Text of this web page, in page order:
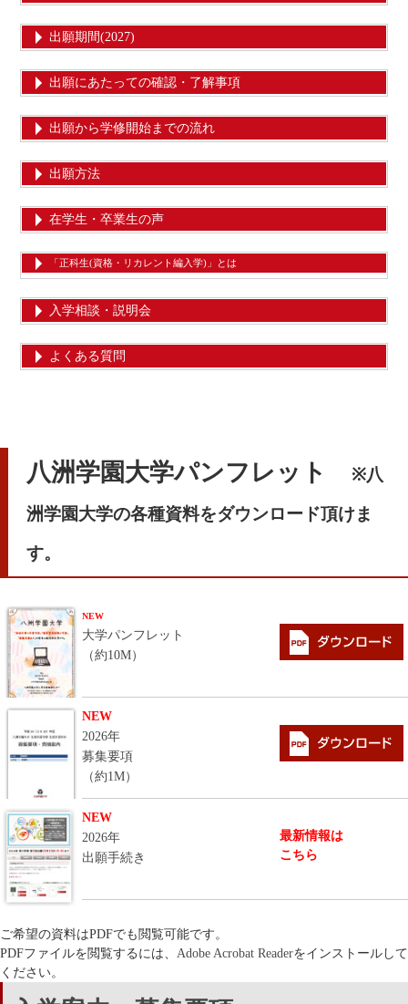
出願期間(2027)
出願にあたっての確認・了解事項
出願から学修開始までの流れ
出願方法
在学生・卒業生の声
「正科生(資格・リカレント編入学)」とは
入学相談・説明会
よくある質問
八洲学園大学パンフレット ※八
洲学園大学の各種資料をダウンロード頂けま
す。
NEW
大学パンフレット
（約10M）
NEW
2026年
募集要項
（約1M）
NEW
2026年
出願手続き
最新情報は
こちら
ご希望の資料はPDFでも閲覧可能です。
PDFファイルを閲覧するには、 Adobe Acrobat Readerをインストールして
ください。